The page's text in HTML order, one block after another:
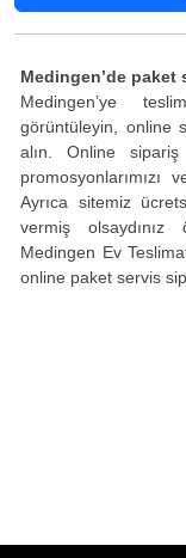
Medingen’de
Medingen’ye
görüntüleyin, online
alın. Online sipariş
promosyonlarımızı
Ayrıca sitemiz
vermiş olsaydınız
Medingen Ev
online paket servis